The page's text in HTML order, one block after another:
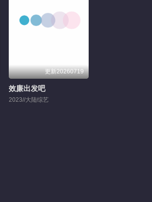
更新20260719
效廉出发吧
2023//大陆综艺